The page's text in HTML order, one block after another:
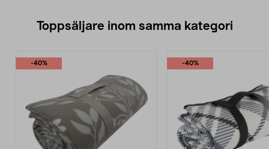
Toppsäljare inom samma kategori
-40% -40%